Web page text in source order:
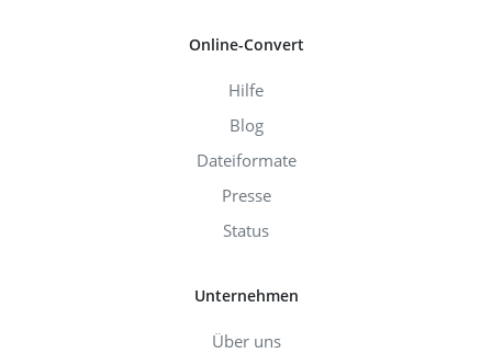
Online-Convert
Hilfe
Blog
Dateiformate
Presse
Status
Unternehmen
Über uns